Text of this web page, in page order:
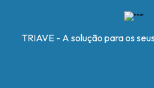
TRIAVE - A solução para os